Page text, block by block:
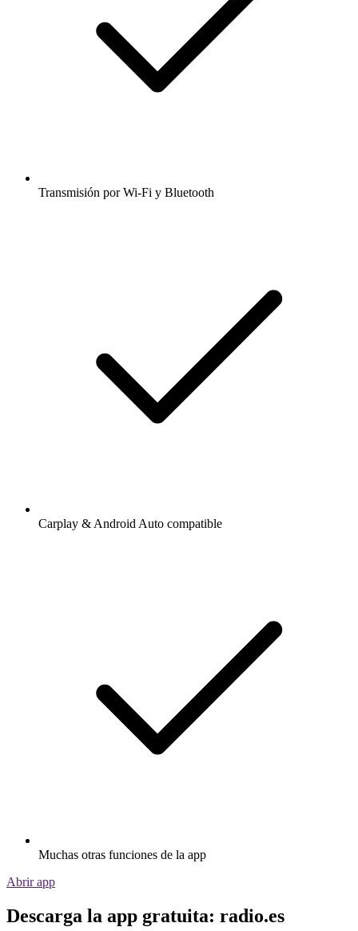
Transmisión por Wi-Fi y Bluetooth
Carplay & Android Auto compatible
Muchas otras funciones de la app
Abrir app
Descarga la app gratuita: radio.es